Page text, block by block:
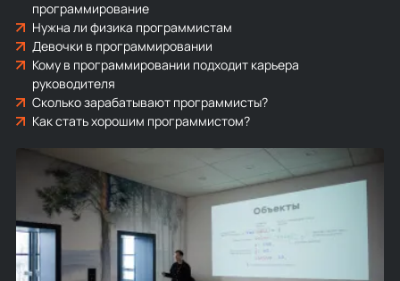
программирование
Нужна ли физика программистам
Девочки в программировании
Кому в программировании подходит карьера
руководителя
Сколько зарабатывают программисты?
Как стать хорошим программистом?